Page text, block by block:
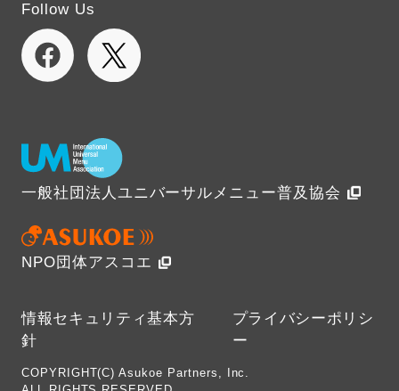
Follow Us
一般社団法人ユニバーサルメニュー普及協会
NPO団体アスコエ
COPYRIGHT(C) Asukoe Partners, Inc.
情報セキュリティ基本方
針
プライバシーポリシ
ー